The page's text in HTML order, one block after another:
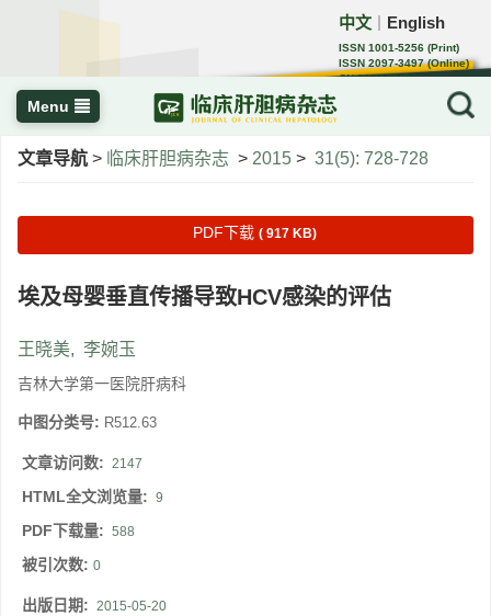
中文 English
ISSN 1001-5256 (Print)
ISSN 2097-3497 (Online)
CN 22-1108/R
Menu
文章导航 > 临床肝胆病杂志 > 2015 > 31(5): 728-728
PDF下载 ( 917 KB)
埃及母婴垂直传播导致HCV感染的评估
王晓美, 李婉玉
吉林大学第一医院肝病科
中图分类号: R512.63
文章访问数: 2147
HTML全文浏览量: 9
PDF下载量: 588
被引次数: 0
出版日期: 2015-05-20